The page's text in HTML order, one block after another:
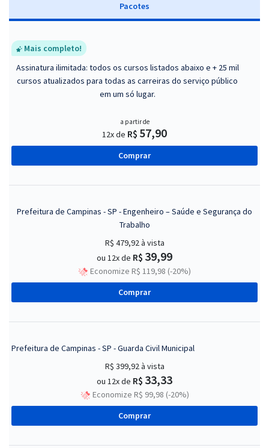
Pacotes
Mais completo!
Assinatura ilimitada: todos os cursos listados abaixo e + 25 mil
cursos atualizados para todas as carreiras do serviço público
em um só lugar.
a partir de
12x de R$ 57,90
Comprar
Prefeitura de Campinas - SP - Engenheiro – Saúde e Segurança do
Trabalho
R$ 479,92à vista
ou 12x de R$ 39,99
Economize R$ 119,98 (-20%)
Comprar
Prefeitura de Campinas - SP - Guarda Civil Municipal
R$ 399,92à vista
ou 12x de R$ 33,33
Economize R$ 99,98 (-20%)
Comprar